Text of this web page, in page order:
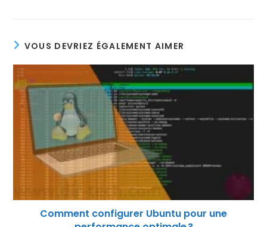
VOUS DEVRIEZ ÉGALEMENT AIMER
Comment configurer Ubuntu pour une